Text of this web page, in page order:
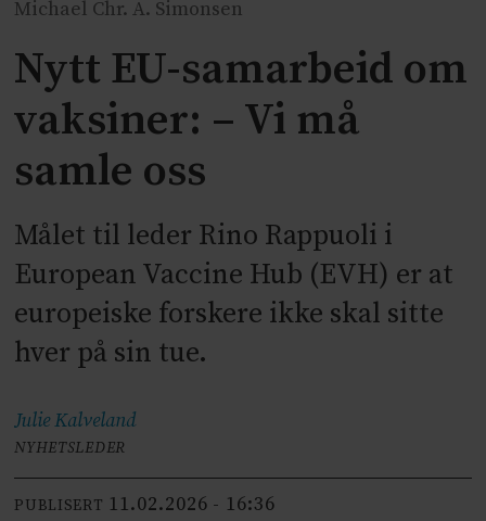
Michael Chr. A. Simonsen
Nytt EU-samarbeid om
vaksiner: – Vi må
samle oss
Målet til leder Rino Rappuoli i
European Vaccine Hub (EVH) er at
europeiske forskere ikke skal sitte
hver på sin tue.
JulieKalveland
NYHETSLEDER
PUBLISERT 11.02.2026 - 16:36